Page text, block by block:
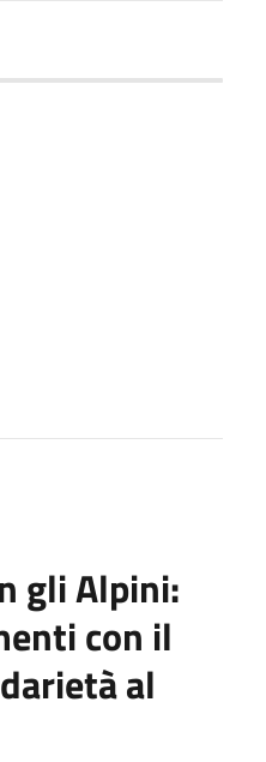
gli Alpini:
con il
al